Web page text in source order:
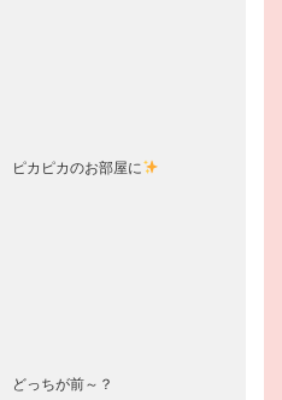
ピカピカのお部屋に
どっちが前～？